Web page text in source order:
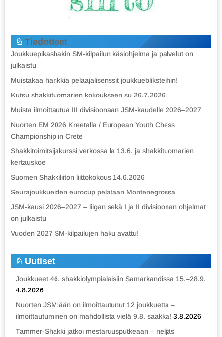
Tiedotteet
Joukkuepikashakin SM-kilpailun käsiohjelma ja palvelut on
julkaistu
Muistakaa hankkia pelaajalisenssit joukkuebliksteihin!
Kutsu shakkituomarien kokoukseen su 26.7.2026
Muista ilmoittautua III divisioonaan JSM-kaudelle 2026–2027
Nuorten EM 2026 Kreetalla / European Youth Chess
Championship in Crete
Shakkitoimitsijakurssi verkossa la 13.6. ja shakkituomarien
kertauskoe
Suomen Shakkiliiton liittokokous 14.6.2026
Seurajoukkueiden eurocup pelataan Montenegrossa
JSM-kausi 2026–2027 – liigan sekä I ja II divisioonan ohjelmat
on julkaistu
Vuoden 2027 SM-kilpailujen haku avattu!
Uutiset
Joukkueet 46. shakkiolympialaisiin Samarkandissa 15.–28.9.
4.8.2026
Nuorten JSM:ään on ilmoittautunut 12 joukkuetta –
ilmoittautuminen on mahdollista vielä 9.8. saakka! 3.8.2026
Tammer-Shakki jatkoi mestaruusputkeaan – neljäs